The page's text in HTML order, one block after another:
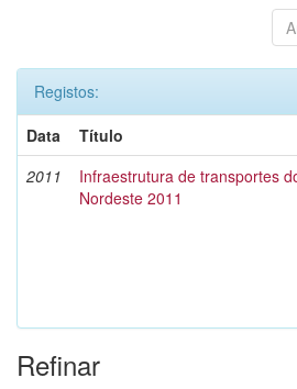
Registos:
Data
Título
2011
Infraestrutura de transportes
Nordeste 2011
Refinar